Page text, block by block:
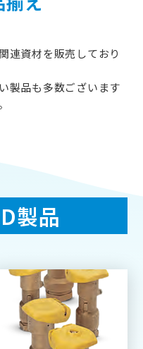
連資材を販売しており
製品も多数ございます
製品